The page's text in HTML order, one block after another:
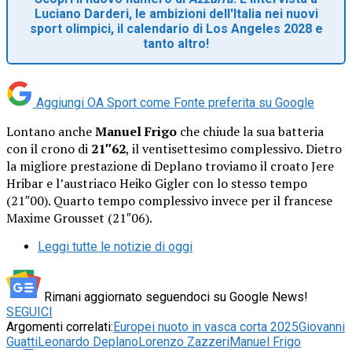
Luciano Darderi, le ambizioni dell'Italia nei nuovi
sport olimpici, il calendario di Los Angeles 2028 e
tanto altro!
Aggiungi OA Sport come Fonte preferita su Google
Lontano ancheManuel Frigo che chiude la sua batteria
con il crono di 21″62, il ventisettesimo complessivo. Dietro
la migliore prestazione di Deplano troviamo il croato Jere
Hribar e l’austriaco Heiko Gigler con lo stesso tempo
(21″00). Quarto tempo complessivo invece per il francese
Maxime Grousset (21″06).
Leggi tutte le notizie di oggi
Rimani aggiornato seguendoci su Google News!
SEGUICI
Argomenti correlati:Europei nuoto in vasca corta 2025Giovanni
GuattiLeonardo DeplanoLorenzo ZazzeriManuel Frigo